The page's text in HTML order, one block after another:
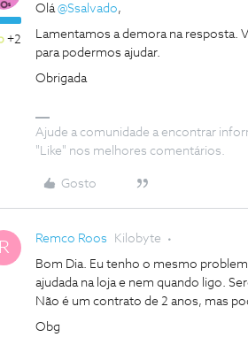
+2
Olá@Ssalvado,
Lamentamos a demora na resposta.
para podermos ajudar.
Obrigada
Ajude a comunidade a encontrar
"Like" nos melhores comentários.
Gosto
R Remco Roos Kilobyte
Bom Dia. Eu tenho o mesmo
ajudada na loja e nem quando ligo.
Não é um contrato de 2 anos, mas
Obg